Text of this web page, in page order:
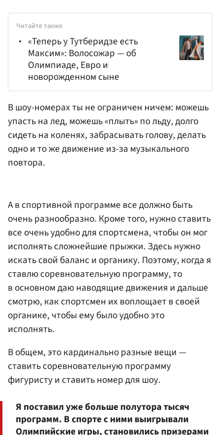
Читайте также
«Теперь у Тутберидзе есть
Максим»: Волосожар — об
Олимпиаде, Евро и
новорожденном сыне
В шоу-номерах ты не ограничен ничем: можешь
упасть на лед, можешь «плыть» по льду, долго
сидеть на коленях, забрасывать голову, делать
одно и то же движение из-за музыкального
повтора.
А в спортивной программе все должно быть
очень разнообразно. Кроме того, нужно ставить
все очень удобно для спортсмена, чтобы он мог
исполнять сложнейшие прыжки. Здесь нужно
искать свой баланс и органику. Поэтому, когда я
ставлю соревновательную программу, то
в основном даю наводящие движения и дальше
смотрю, как спортсмен их воплощает в своей
органике, чтобы ему было удобно это
исполнять.
В общем, это кардинально разные вещи —
ставить соревновательную программу
фигуристу и ставить номер для шоу.
Я поставил уже больше полутора тысяч
программ. В спорте с ними выигрывали
Олимпийские игры, становились призерами